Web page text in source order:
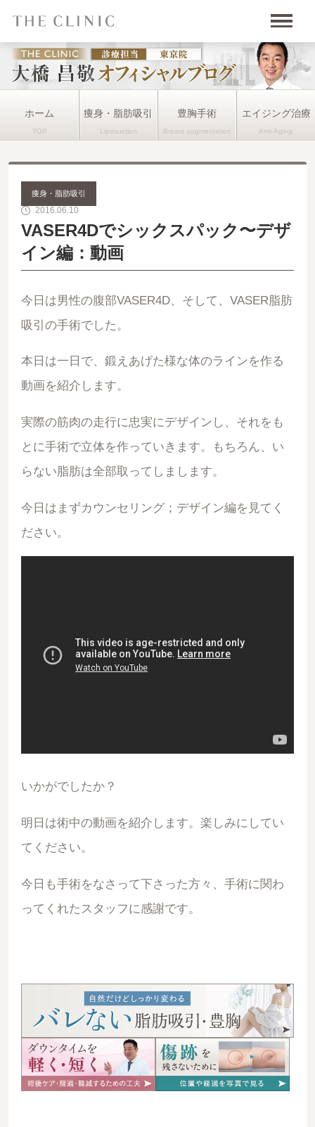
ホーム 痩身・脂肪吸引 豊胸手術 エイジング治療
痩身・脂肪吸引
2016.06.10
VASER4Dでシックスパック〜デザ
イン編：動画
今日は男性の腹部VASER4D、そして、VASER脂肪
吸引の手術でした。
本日は一日で、鍛えあげた様な体のラインを作る
動画を紹介します。
実際の筋肉の走行に忠実にデザインし、それをも
とに手術で立体を作っていきます。もちろん、い
らない脂肪は全部取ってしまします。
今日はまずカウンセリング；デザイン編を見てく
ださい。
いかがでしたか？
明日は術中の動画を紹介します。楽しみにしてい
てください。
今日も手術をなさって下さった方々、手術に関わ
ってくれたスタッフに感謝です。